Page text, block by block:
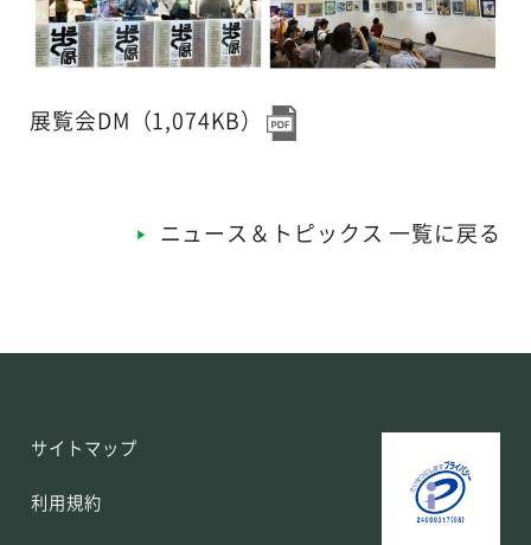
展覧会DM（1,074KB）
ニュース＆トピックス 一覧に戻る
サイトマップ
利用規約